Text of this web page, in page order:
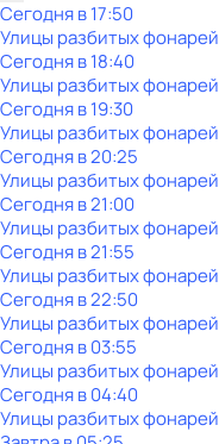
Сегодня в 17:50
Улицы разбитых фонарей
Сегодня в 18:40
Улицы разбитых фонарей
Сегодня в 19:30
Улицы разбитых фонарей
Сегодня в 20:25
Улицы разбитых фонарей
Сегодня в 21:00
Улицы разбитых фонарей
Сегодня в 21:55
Улицы разбитых фонарей
Сегодня в 22:50
Улицы разбитых фонарей
Сегодня в 03:55
Улицы разбитых фонарей
Сегодня в 04:40
Улицы разбитых фонарей